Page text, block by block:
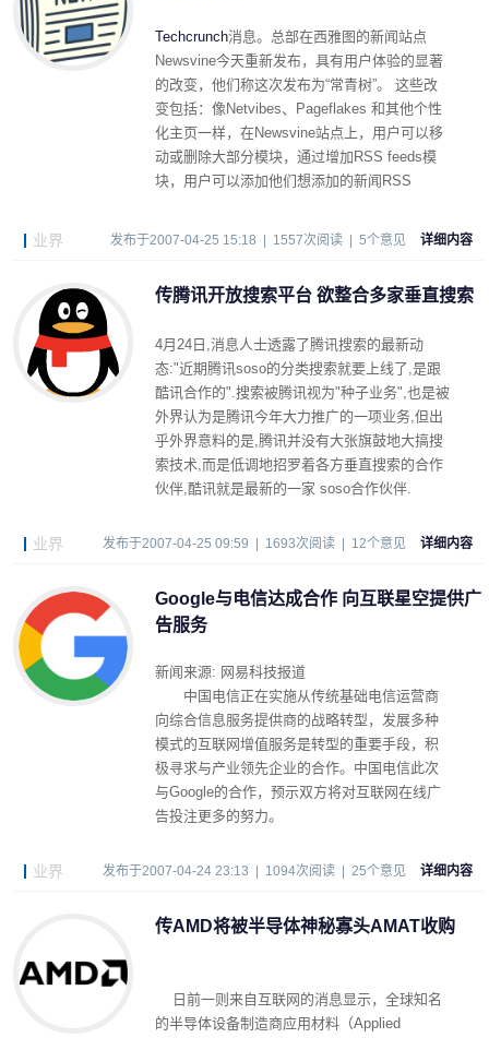
Techcrunch消息。总部在西雅图的新闻站点
Newsvine今天重新发布，具有用户体验的显著
的改变，他们称这次发布为“常青树”。 这些改
变包括：像Netvibes、Pageflakes 和其他个性
化主页一样，在Newsvine站点上，用户可以移
动或删除大部分模块，通过增加RSS feeds模
块，用户可以添加他们想添加的新闻RSS
业界 发布于2007-04-25 15:18 | 1557次阅读 | 5个意见 详细内容
传腾讯开放搜索平台 欲整合多家垂直搜索
4月24日,消息人士透露了腾讯搜索的最新动
态:"近期腾讯soso的分类搜索就要上线了,是跟
酷讯合作的".搜索被腾讯视为"种子业务",也是被
外界认为是腾讯今年大力推广的一项业务,但出
乎外界意料的是,腾讯并没有大张旗鼓地大搞搜
索技术,而是低调地招罗着各方垂直搜索的合作
伙伴,酷讯就是最新的一家 soso合作伙伴.
业界 发布于2007-04-25 09:59 | 1693次阅读 | 12个意见 详细内容
Google与电信达成合作 向互联星空提供广
告服务
新闻来源: 网易科技报道
中国电信正在实施从传统基础电信运营商
向综合信息服务提供商的战略转型，发展多种
模式的互联网增值服务是转型的重要手段，积
极寻求与产业领先企业的合作。中国电信此次
与Google的合作，预示双方将对互联网在线广
告投注更多的努力。
业界 发布于2007-04-24 23:13 | 1094次阅读 | 25个意见 详细内容
传AMD将被半导体神秘寡头AMAT收购
日前一则来自互联网的消息显示，全球知名
的半导体设备制造商应用材料（Applied